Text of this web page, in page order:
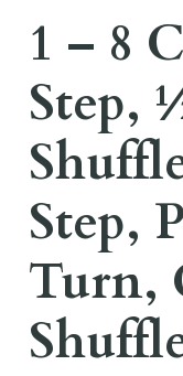
1 – 8
Step,
Step,
Turn,